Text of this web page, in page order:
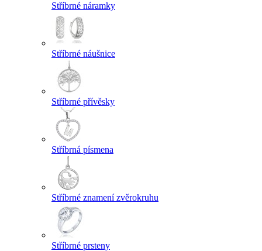
Stříbrné náramky
Stříbrné náušnice
Stříbrné přívěsky
Stříbrná písmena
Stříbrné znamení zvěrokruhu
Stříbrné prsteny